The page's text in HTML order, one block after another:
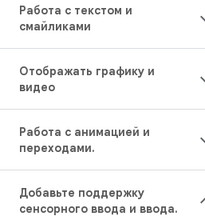
Работа с текстом и
смайликами
Отображать графику и
видео
Работа с анимацией и
переходами.
Добавьте поддержку
сенсорного ввода и ввода.